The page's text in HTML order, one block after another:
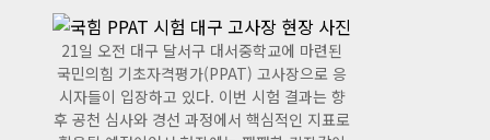
21일 오전 대구 달서구 대서중학교에 마련된
국민의힘 기초자격평가(PPAT) 고사장으로 응
시자들이 입장하고 있다. 이번 시험 결과는 향
후 공천 심사와 경선 과정에서 핵심적인 지표로